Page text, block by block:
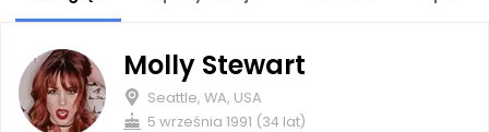
Molly Stewart
Seattle, WA, USA
5 września 1991 (34 lat)